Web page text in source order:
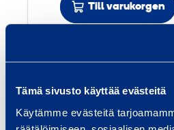
Tämä sivusto käyttää evästeitä
Käytämme evästeitä
a
n
2
m
Till varukorgen
Tjänster